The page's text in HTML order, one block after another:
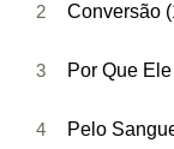
2 Conversão
3 Por Que
4 Pelo